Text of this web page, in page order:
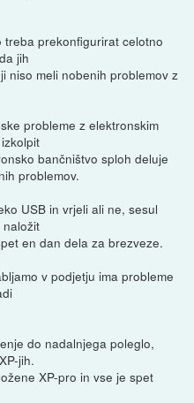
prekonfigurirat celotno
jih
niso meli nobenih problemov z
probleme z elektronskim
bančništvo sploh deluje
problemov.
USB in vrjeli ali ne, sesul
en dan dela za brezveze.
v podjetju ima probleme
do nadalnjega poleglo,
jih.
XP-pro in vse je spet